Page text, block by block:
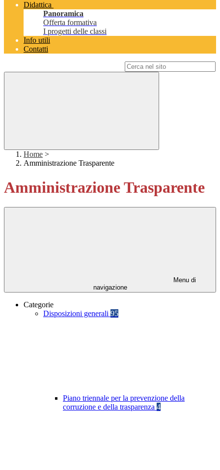
Didattica
Panoramica
Offerta formativa
I progetti delle classi
Info utili
Contatti
Home >
Amministrazione Trasparente
Amministrazione Trasparente
Menu di
navigazione
Categorie
Disposizioni generali 95
Piano triennale per la prevenzione della
corruzione e della trasparenza 4